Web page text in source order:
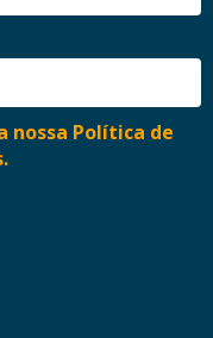
nossa Política de